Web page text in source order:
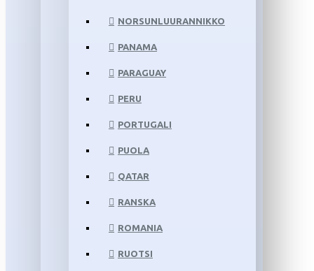
NORSUNLUURANNIKKO
PANAMA
PARAGUAY
PERU
PORTUGALI
PUOLA
QATAR
RANSKA
ROMANIA
RUOTSI